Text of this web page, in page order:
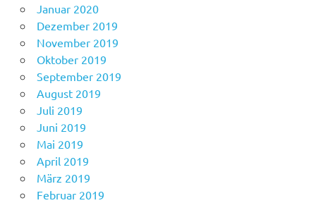
Januar 2020
Dezember 2019
November 2019
Oktober 2019
September 2019
August 2019
Juli 2019
Juni 2019
Mai 2019
April 2019
März 2019
Februar 2019